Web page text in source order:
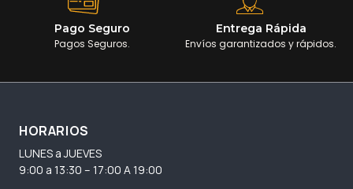
Pago Seguro
Pagos Seguros.
Entrega Rápida
Envíos garantizados y rápidos.
HORARIOS
LUNES a JUEVES
9:00 a 13:30 – 17:00 A 19:00